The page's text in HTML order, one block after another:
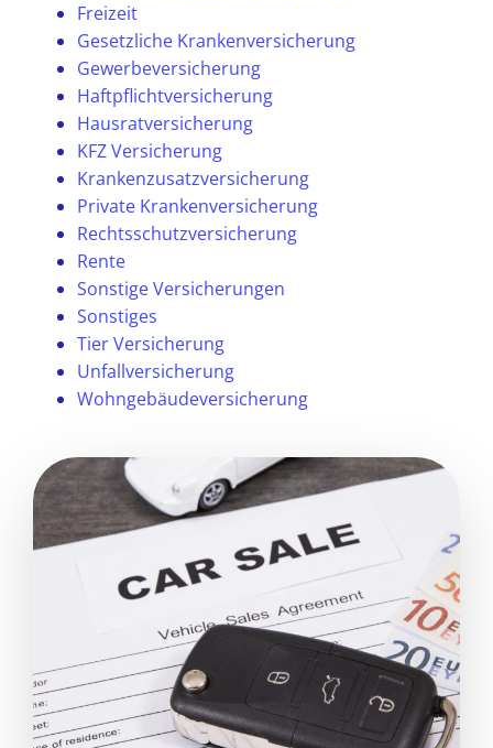
Freizeit
Gesetzliche Krankenversicherung
Gewerbeversicherung
Haftpflichtversicherung
Hausratversicherung
KFZ Versicherung
Krankenzusatzversicherung
Private Krankenversicherung
Rechtsschutzversicherung
Rente
Sonstige Versicherungen
Sonstiges
Tier Versicherung
Unfallversicherung
Wohngebäudeversicherung